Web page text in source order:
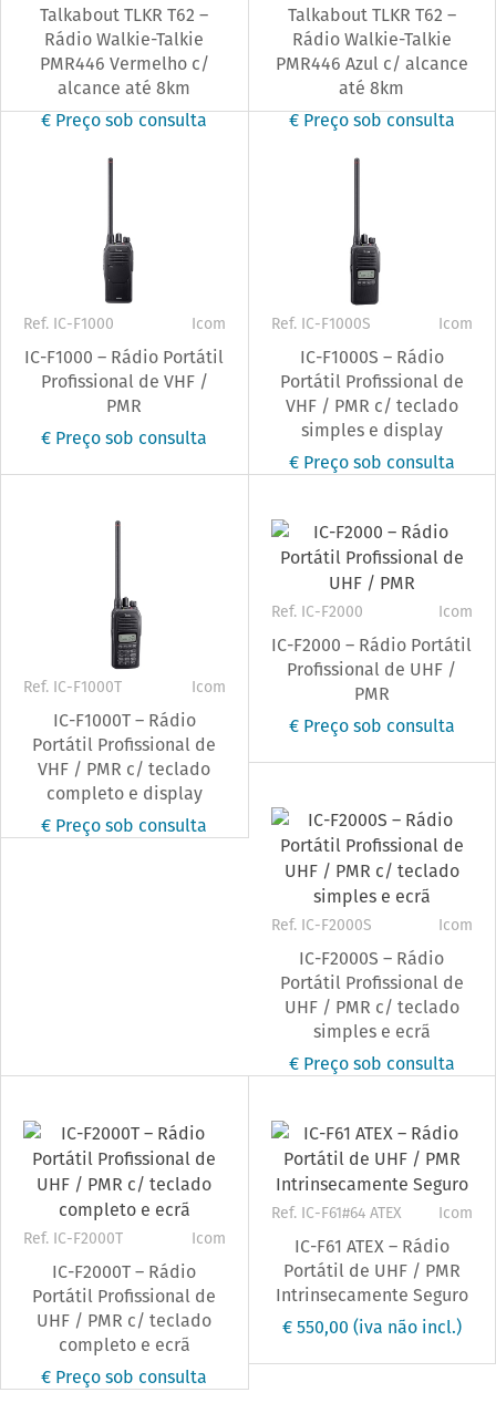
Talkabout TLKR T62 –
Rádio Walkie-Talkie
PMR446 Vermelho c/
alcance até 8km
€ Preço sob consulta
Talkabout TLKR T62 –
Rádio Walkie-Talkie
PMR446 Azul c/ alcance
até 8km
€ Preço sob consulta
Ref. IC-F1000 Icom
IC-F1000 – Rádio Portátil
Profissional de VHF /
PMR
€ Preço sob consulta
Ref. IC-F1000S Icom
IC-F1000S – Rádio
Portátil Profissional de
VHF / PMR c/ teclado
simples e display
€ Preço sob consulta
Ref. IC-F1000T Icom
IC-F1000T – Rádio
Portátil Profissional de
VHF / PMR c/ teclado
completo e display
€ Preço sob consulta
Ref. IC-F2000 Icom
IC-F2000 – Rádio Portátil
Profissional de UHF /
PMR
€ Preço sob consulta
Ref. IC-F2000S Icom
IC-F2000S – Rádio
Portátil Profissional de
UHF / PMR c/ teclado
simples e ecrã
€ Preço sob consulta
Ref. IC-F2000T Icom
IC-F2000T – Rádio
Portátil Profissional de
UHF / PMR c/ teclado
completo e ecrã
€ Preço sob consulta
Ref. IC-F61#64 ATEX Icom
IC-F61 ATEX – Rádio
Portátil de UHF / PMR
Intrinsecamente Seguro
€ 550,00 (iva não incl.)